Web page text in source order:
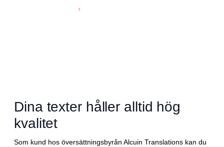
Dina texter håller alltid hög
kvalitet
Som kund hos översättningsbyrån Alcuin Translations kan du